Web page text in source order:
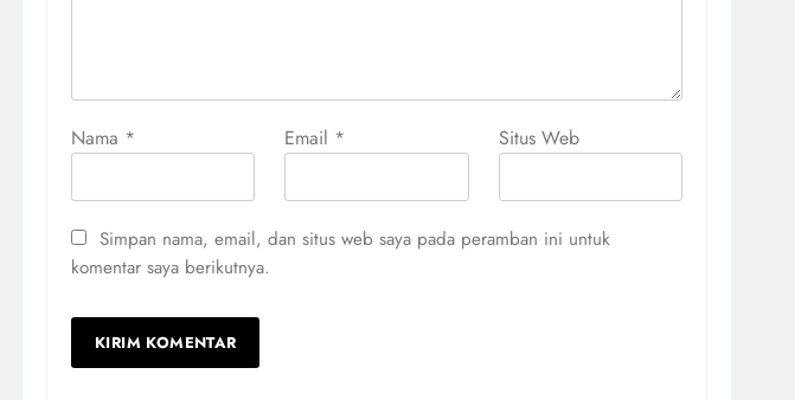
Nama * Email * Situs Web
Simpan nama, email, dan situs web saya pada peramban ini untuk
komentar saya berikutnya.